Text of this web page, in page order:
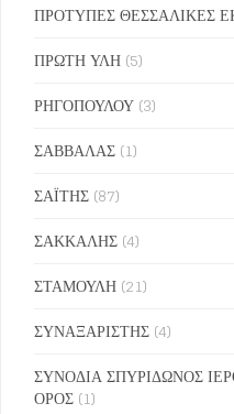
ΠΡΟΤΥΠΕΣ ΘΕΣΣΑΛΙΚΕΣ
ΠΡΩΤΗ ΥΛΗ (5)
ΡΗΓΟΠΟΥΛΟΥ (3)
ΣΑΒΒΑΛΑΣ (1)
ΣΑΪΤΗΣ (87)
ΣΑΚΚΑΛΗΣ (4)
ΣΤΑΜΟΥΛΗ (21)
ΣΥΝΑΞΑΡΙΣΤΗΣ (4)
ΣΥΝΟΔΙΑ ΣΠΥΡΙΔΩΝΟΣ
ΟΡΟΣ (1)